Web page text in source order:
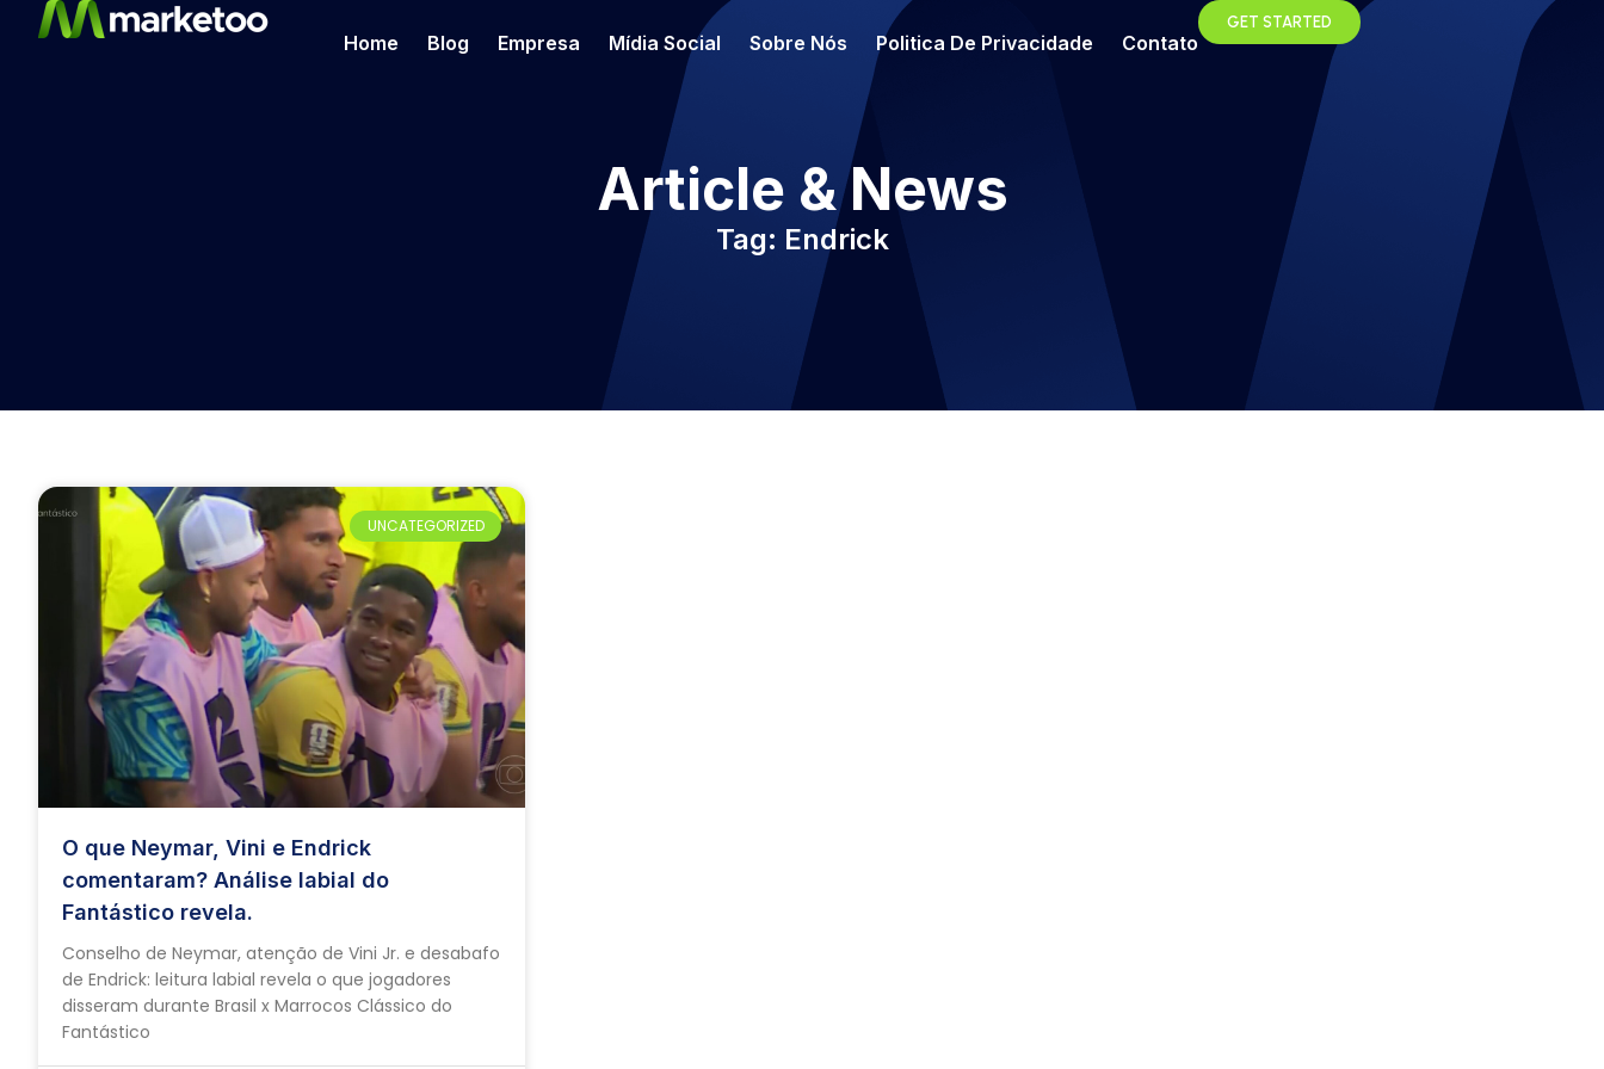
Home Blog Empresa Mídia Social Sobre Nós Politica De Privacidade Contato
GET STARTED
Article & News
Tag: Endrick
UNCATEGORIZED
O que Neymar, Vini e Endrick
comentaram? Análise labial do
Fantástico revela.
Conselho de Neymar, atenção de Vini Jr. e desabafo
de Endrick: leitura labial revela o que jogadores
disseram durante Brasil x Marrocos Clássico do
Fantástico